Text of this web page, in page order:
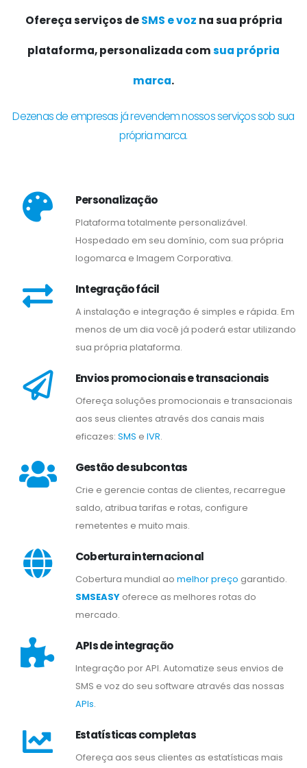
Ofereça serviços deSMS e voz na sua própria
plataforma, personalizada comsua própria
marca.
Dezenas de empresas já revendem nossos serviços sob sua
própria marca.
Personalização
Plataforma totalmente personalizável.
Hospedado em seu domínio, com sua própria
logomarca e Imagem Corporativa.
Integração fácil
A instalação e integração é simples e rápida. Em
menos de um dia você já poderá estar utilizando
sua própria plataforma.
Envios promocionais e transacionais
Ofereça soluções promocionais e transacionais
aos seus clientes através dos canais mais
eficazes: SMS e IVR.
Gestão de subcontas
Crie e gerencie contas de clientes, recarregue
saldo, atribua tarifas e rotas, configure
remetentes e muito mais.
Cobertura internacional
Cobertura mundial ao melhor preço garantido.
SMSEASY oferece as melhores rotas do
mercado.
APIs de integração
Integração por API. Automatize seus envios de
SMS e voz do seu software através das nossas
APIs.
Estatísticas completas
Ofereça aos seus clientes as estatísticas mais